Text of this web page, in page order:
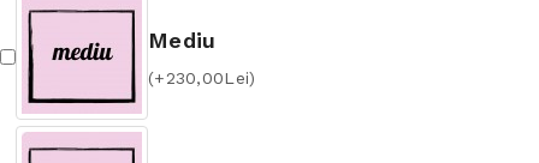
Mediu
(+230,00Lei)